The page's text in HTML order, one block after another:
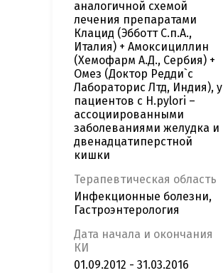
аналогичной схемой
лечения препаратами
Клацид (Эбботт С.п.А.,
Италия) + Амоксициллин
(Хемофарм А.Д., Сербия) +
Омез (Доктор Редди`с
Лабораторис Лтд, Индия), у
пациентов с H.pylori –
ассоциированными
заболеваниями желудка и
двенадцатиперстной
кишки
Терапевтическая область
Инфекционные болезни,
Гастроэнтерология
Дата начала и окончания
КИ
01.09.2012 - 31.03.2016